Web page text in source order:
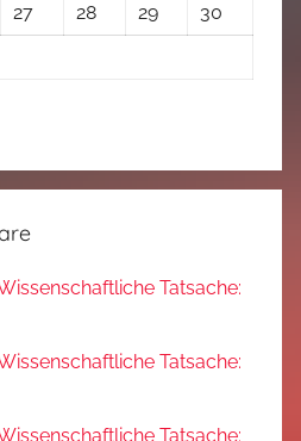
27 28 29
30
Tatsache:
Tatsache:
Tatsache: